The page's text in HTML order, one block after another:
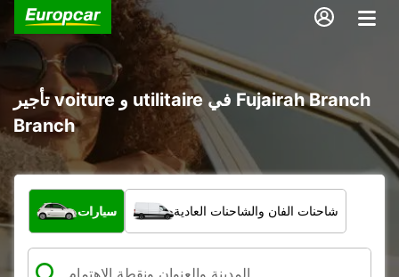
تأجير voiture و utilitaire في Fujairah Branch
Branch
ما نوع المركبة؟
سيارات شاحنات الفان والشاحنات العادية